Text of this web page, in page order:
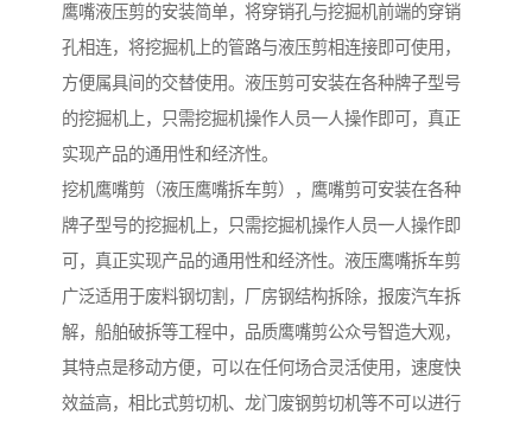
鹰嘴液压剪的安装简单，将穿销孔与挖掘机前端的穿销
孔相连，将挖掘机上的管路与液压剪相连接即可使用，
方便属具间的交替使用。液压剪可安装在各种牌子型号
的挖掘机上，只需挖掘机操作人员一人操作即可，真正
实现产品的通用性和经济性。
挖机鹰嘴剪（液压鹰嘴拆车剪），鹰嘴剪可安装在各种
牌子型号的挖掘机上，只需挖掘机操作人员一人操作即
可，真正实现产品的通用性和经济性。液压鹰嘴拆车剪
广泛适用于废料钢切割，厂房钢结构拆除，报废汽车拆
解，船舶破拆等工程中，品质鹰嘴剪公众号智造大观，
其特点是移动方便，可以在任何场合灵活使用，速度快
效益高，相比式剪切机、龙门废钢剪切机等不可以进行